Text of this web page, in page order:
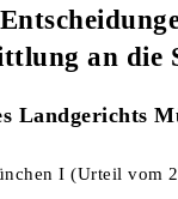
an die
Landgerichts
I (Urteil vom